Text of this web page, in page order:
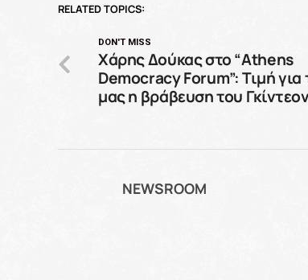
RELATED TOPICS:
DON'T MISS
Χάρης Δούκας στο “Athens
Democracy Forum”: Τιμή για
μας η βράβευση του
NEWSROOM